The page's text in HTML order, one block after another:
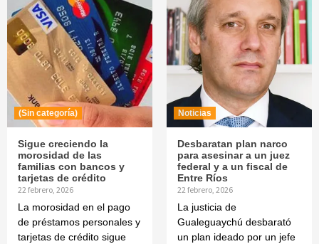
(Sin categoría)
Sigue creciendo la
morosidad de las
familias con bancos y
tarjetas de crédito
22 febrero, 2026
La morosidad en el pago
de préstamos personales y
tarjetas de crédito sigue
Noticias
Desbaratan plan narco
para asesinar a un juez
federal y a un fiscal de
Entre Ríos
22 febrero, 2026
La justicia de
Gualeguaychú desbarató
un plan ideado por un jefe